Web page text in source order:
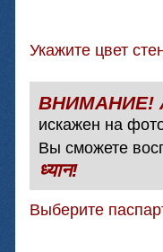
Укажите цвет
искажен на
Вы сможете
ध्यान!
Выберите